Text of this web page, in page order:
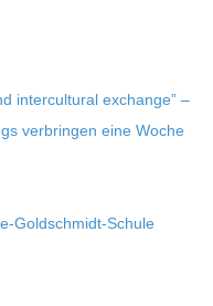
inter­cul­tu­ral exch­ange” –
ver­brin­gen eine Woche
Goldschmidt-Schule